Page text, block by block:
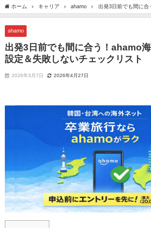
ホーム キャリア ahamo
出発3日前でも間に合
グ設定＆失敗しないチェックリスト
ahamo
出発3日前でも間に合う！ahamo
設定＆失敗しないチェックリスト
2026年3月7日 2026年4月27日